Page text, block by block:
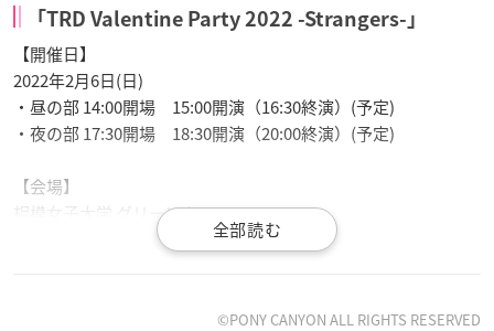
「TRD Valentine Party 2022 -Strangers-」
【開催日】
2022年2月6日(日)
・昼の部 14:00開場 15:00開演（16:30終演）(予定)
・夜の部 17:30開場 18:30開演（20:00終演）(予定)
【会場】
相模女子大学 グリーンホール
（〒252-0303 相模原市南区相模大野4-4-1）
©PONY CANYON ALL RIGHTS RESERVED